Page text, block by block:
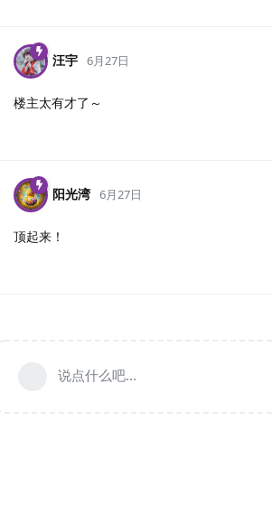
汪宇 6月27日
楼主太有才了～
阳光湾 6月27日
顶起来！
说点什么吧...